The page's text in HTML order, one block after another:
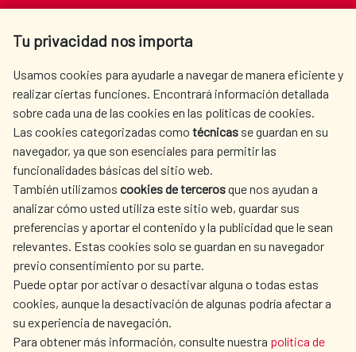
Tu privacidad nos importa
Usamos cookies para ayudarle a navegar de manera eficiente y
realizar ciertas funciones. Encontrará información detallada
sobre cada una de las cookies en las políticas de cookies.
Las cookies categorizadas como técnicas se guardan en su
navegador, ya que son esenciales para permitir las
funcionalidades básicas del sitio web.
También utilizamos cookies de tercerosque nos ayudan a
analizar cómo usted utiliza este sitio web, guardar sus
preferencias y aportar el contenido y la publicidad que le sean
relevantes. Estas cookies solo se guardan en su navegador
previo consentimiento por su parte.
Puede optar por activar o desactivar alguna o todas estas
cookies, aunque la desactivación de algunas podría afectar a
su experiencia de navegación.
Para obtener más información, consulte nuestra política de
Tel. +34 900 20 30 54​​​​​​​
AECID
OÙ NOUS COOPÉRONS
L'ACTION HUMANITAIRE
ESPAGNOLE
SALLE DE PRESSE
CULTURE ET SCIENCE BIBLIOTHÈQUE
NOS RÉSEAUX SOCIAUX